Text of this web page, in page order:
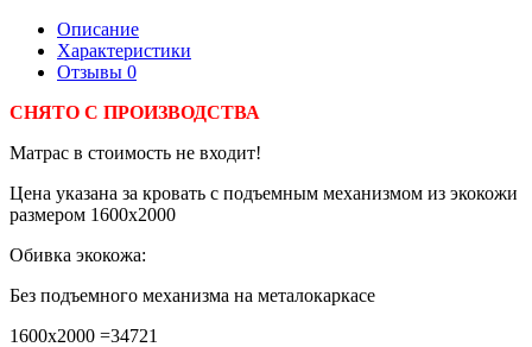
Описание
Характеристики
Отзывы 0
СНЯТО С ПРОИЗВОДСТВА
Матрас в стоимость не входит!
Цена указана за кровать с подъемным механизмом из экокожи
размером 1600х2000
Обивка экокожа:
Без подъемного механизма на металокаркасе
1600х2000 =34721